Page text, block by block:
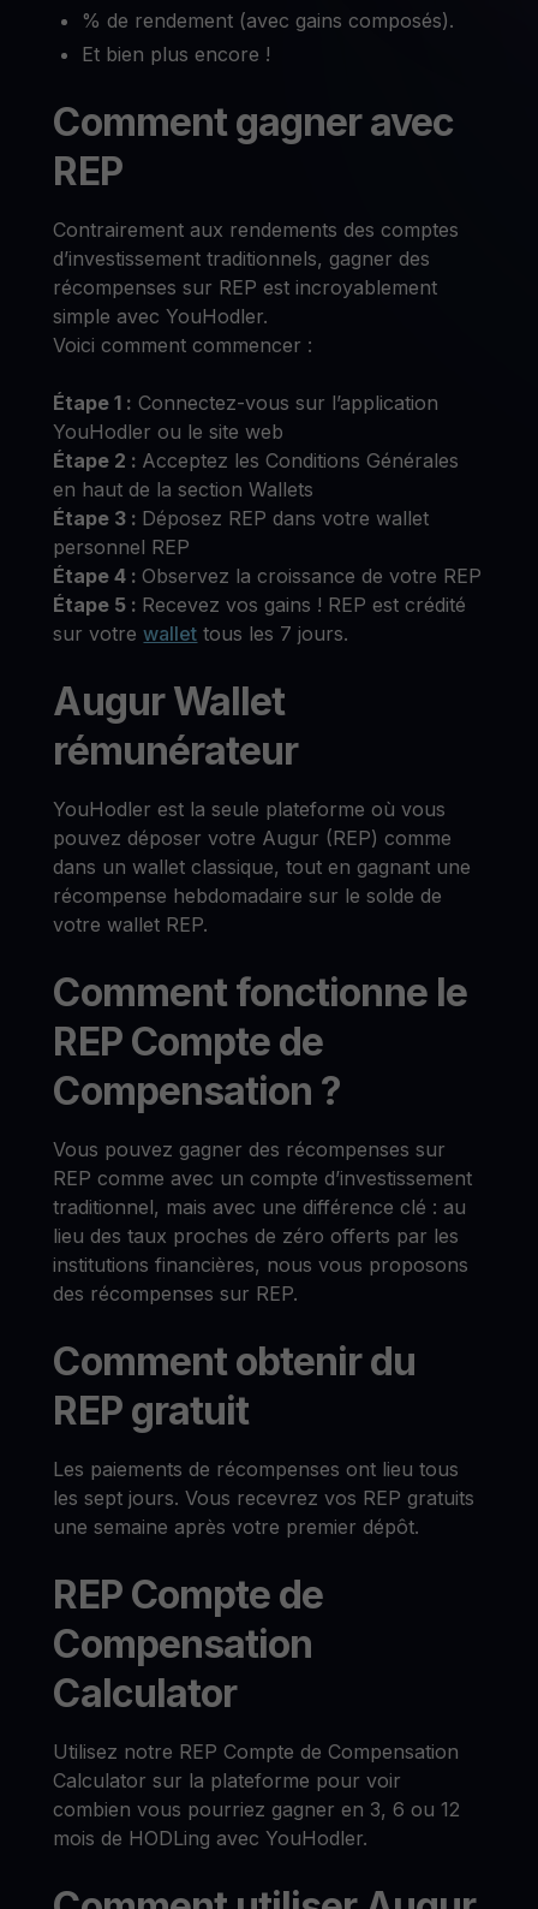
% de rendement (avec gains composés).
Et bien plus encore !
Comment gagner avec
REP
Contrairement aux rendements des comptes
d’investissement traditionnels, gagner des
récompenses sur REP est incroyablement
simple avec YouHodler.
Voici comment commencer :
Étape 1 : Connectez-vous sur l’application
YouHodler ou le site web
Étape 2 : Acceptez les Conditions Générales
en haut de la section Wallets
Étape 3 : Déposez REP dans votre wallet
personnel REP
Étape 4 :Observez la croissance de votre REP
Étape 5 : Recevez vos gains ! REP est crédité
sur votrewallet tous les 7 jours.
Augur Wallet
rémunérateur
YouHodler est la seule plateforme où vous
pouvez déposer votre Augur (REP) comme
dans un wallet classique, tout en gagnant une
récompense hebdomadaire sur le solde de
votre wallet REP.
Comment fonctionne le
REP Compte de
Compensation ?
Vous pouvez gagner des récompenses sur
REP comme avec un compte d’investissement
traditionnel, mais avec une différence clé : au
lieu des taux proches de zéro offerts par les
institutions financières, nous vous proposons
des récompenses sur REP.
Comment obtenir du
REP gratuit
Les paiements de récompenses ont lieu tous
les sept jours. Vous recevrez vos REP gratuits
une semaine après votre premier dépôt.
REP Compte de
Compensation
Calculator
Utilisez notre REP Compte de Compensation
Calculator sur la plateforme pour voir
combien vous pourriez gagner en 3, 6 ou 12
mois de HODLing avec YouHodler.